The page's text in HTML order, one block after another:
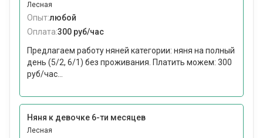
Лесная
Опыт:любой
Оплата:300 руб/час
Предлагаем работу няней категории: няня на полный
день (5/2, 6/1) без проживания. Платить можем: 300
руб/час...
Няня к девочке 6-ти месяцев
Лесная